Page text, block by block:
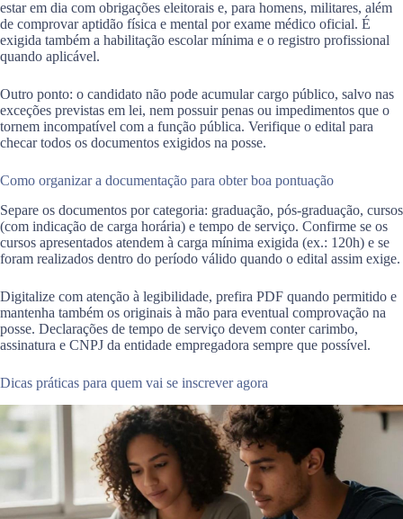
estar em dia com obrigações eleitorais e, para homens, militares, além
de comprovar aptidão física e mental por exame médico oficial. É
exigida também a habilitação escolar mínima e o registro profissional
quando aplicável.
Outro ponto: o candidato não pode acumular cargo público, salvo nas
exceções previstas em lei, nem possuir penas ou impedimentos que o
tornem incompatível com a função pública. Verifique o edital para
checar todos os documentos exigidos na posse.
Como organizar a documentação para obter boa pontuação
Separe os documentos por categoria: graduação, pós-graduação, cursos
(com indicação de carga horária) e tempo de serviço. Confirme se os
cursos apresentados atendem à carga mínima exigida (ex.: 120h) e se
foram realizados dentro do período válido quando o edital assim exige.
Digitalize com atenção à legibilidade, prefira PDF quando permitido e
mantenha também os originais à mão para eventual comprovação na
posse. Declarações de tempo de serviço devem conter carimbo,
assinatura e CNPJ da entidade empregadora sempre que possível.
Dicas práticas para quem vai se inscrever agora